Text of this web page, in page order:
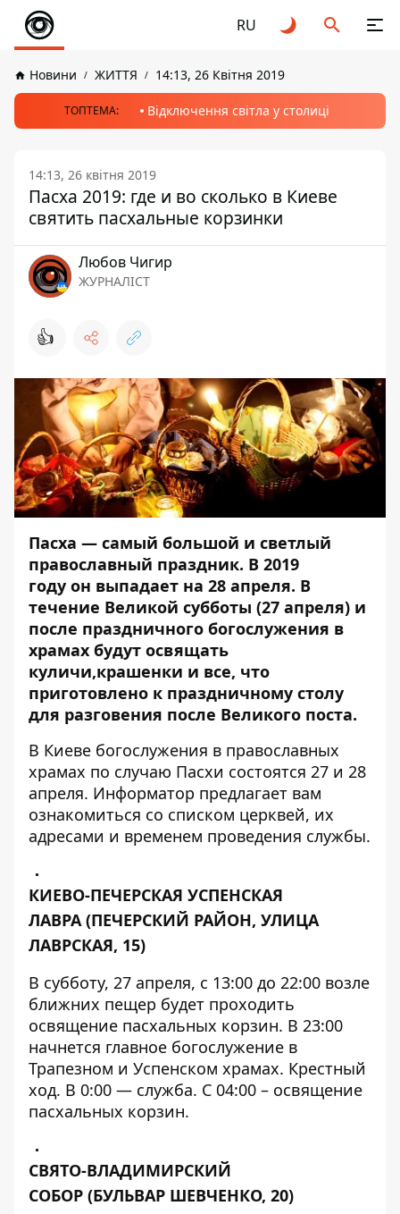
RU
Новини ЖИТТЯ 14:13, 26 Квітня 2019
ТОПТЕМА: Відключення світла у столиці
14:13, 26 квітня 2019
Пасха 2019: где и во сколько в Киеве
святить пасхальные корзинки
Любов Чигир
ЖУРНАЛІСТ
👍
Пасха — самый большой и светлый
православный праздник. В 2019
году он выпадает на 28 апреля. В
течение Великой субботы (27 апреля) и
после праздничного богослужения в
храмах будут освящать
куличи,крашенки и все, что
приготовлено к праздничному столу
для разговения после Великого поста.
В Киеве богослужения в православных
храмах по случаю Пасхи состоятся 27 и 28
апреля. Информатор предлагает вам
ознакомиться со списком церквей, их
адресами и временем проведения службы.
КИЕВО-ПЕЧЕРСКАЯ УСПЕНСКАЯ
ЛАВРА(ПЕЧЕРСКИЙ РАЙОН, УЛИЦА
ЛАВРСКАЯ, 15)
В субботу, 27 апреля, с 13:00 до 22:00 возле
ближних пещер будет проходить
освящение пасхальных корзин. В 23:00
начнется главное богослужение в
Трапезном и Успенском храмах. Крестный
ход. В 0:00 — служба. С 04:00 – освящение
пасхальных корзин.
СВЯТО-ВЛАДИМИРСКИЙ
СОБОР (БУЛЬВАР ШЕВЧЕНКО, 20)